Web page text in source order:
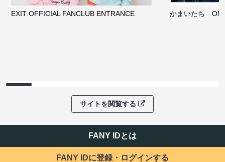
EXIT OFFICIAL FANCLUB ENTRANCE かまいたち
サイトを閲覧する
FANY IDとは
FANY IDに登録・ログインする